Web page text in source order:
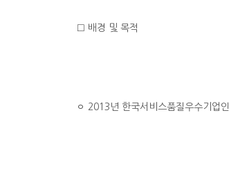
□ 배경 및 목적
ㅇ 2013년 한국서비스품질우수기업